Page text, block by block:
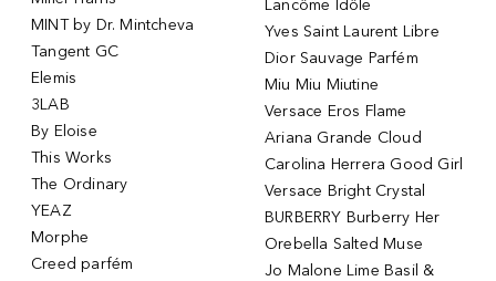
MINT by Dr. Mintcheva
Tangent GC
Elemis
3LAB
By Eloise
This Works
The Ordinary
YEAZ
Morphe
Creed parfém
Lancôme Idôle
Yves Saint Laurent Libre
Dior Sauvage Parfém
Miu Miu Miutine
Versace Eros Flame
Ariana Grande Cloud
Carolina Herrera Good Girl
Versace Bright Crystal
BURBERRY Burberry Her
Orebella Salted Muse
Jo Malone Lime Basil &